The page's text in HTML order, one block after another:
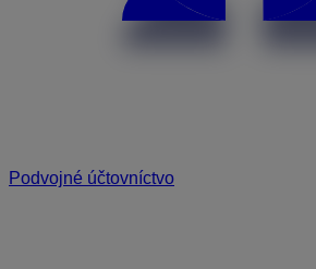
Podvojné účtovníctvo